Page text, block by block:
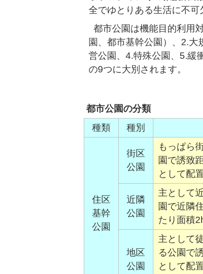
全でゆとりある生活に不可
都市公園は機能目的利用
園、都市基幹公園）、2.大
営公園、4.特殊公園、5.緩
の9つに大別されます。
都市公園の分類
種類
種別
住区
基幹
公園
街区
公園
もっぱら
園で誘致
として配
近隣
公園
主として
園で近隣
たり面積
地区
公園
主として
る公園で
として配